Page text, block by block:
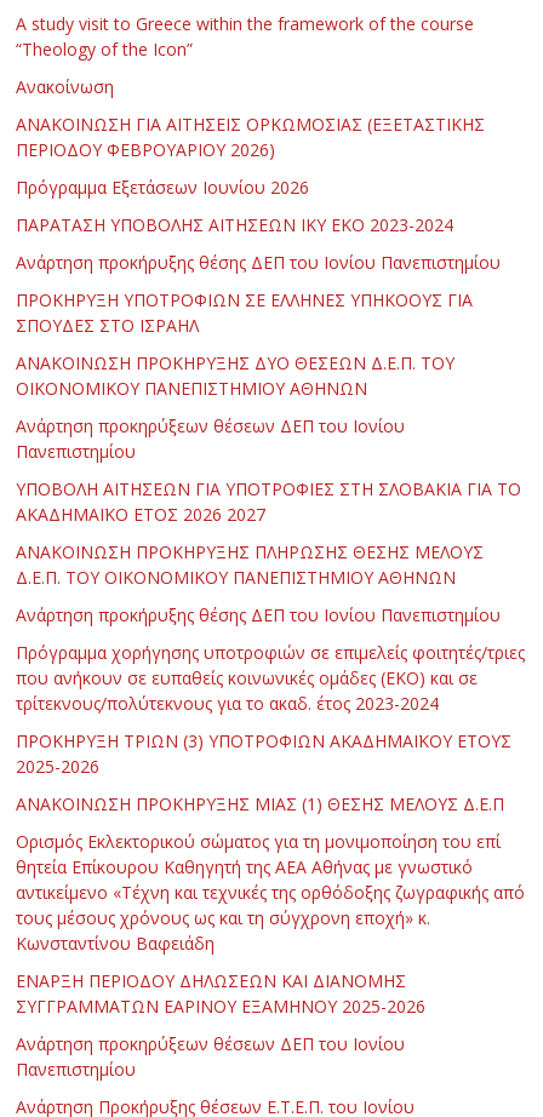
Α study visit to Greece within the framework of the course
“Theology of the Icon”
Ανακοίνωση
ΑΝΑΚΟΙΝΩΣΗ ΓΙΑ ΑΙΤΗΣΕΙΣ ΟΡΚΩΜΟΣΙΑΣ (ΕΞΕΤΑΣΤΙΚΗΣ
ΠΕΡΙΟΔΟΥ ΦΕΒΡΟΥΑΡΙΟΥ 2026)
Πρόγραμμα Εξετάσεων Ιουνίου 2026
ΠΑΡΑΤΑΣΗ ΥΠΟΒΟΛΗΣ ΑΙΤΗΣΕΩΝ ΙΚΥ ΕΚΟ 2023-2024
Ανάρτηση προκήρυξης θέσης ΔΕΠ του Ιονίου Πανεπιστημίου
ΠΡΟΚΗΡΥΞΗ ΥΠΟΤΡΟΦΙΩΝ ΣΕ ΕΛΛΗΝΕΣ ΥΠΗΚΟΟΥΣ ΓΙΑ
ΣΠΟΥΔΕΣ ΣΤΟ ΙΣΡΑΗΛ
ΑΝΑΚΟΙΝΩΣΗ ΠΡΟΚΗΡΥΞΗΣ ΔΥΟ ΘΕΣΕΩΝ Δ.Ε.Π. ΤΟΥ
ΟΙΚΟΝΟΜΙΚΟΥ ΠΑΝΕΠΙΣΤΗΜΙΟΥ ΑΘΗΝΩΝ
Ανάρτηση προκηρύξεων θέσεων ΔΕΠ του Ιονίου
Πανεπιστημίου
ΥΠΟΒΟΛΗ ΑΙΤΗΣΕΩΝ ΓΙΑ ΥΠΟΤΡΟΦΙΕΣ ΣΤΗ ΣΛΟΒΑΚΙΑ ΓΙΑ ΤΟ
ΑΚΑΔΗΜΑΪΚΟ ΕΤΟΣ 2026 2027
ΑΝΑΚΟΙΝΩΣΗ ΠΡΟΚΗΡΥΞΗΣ ΠΛΗΡΩΣΗΣ ΘΕΣΗΣ ΜΕΛΟΥΣ
Δ.Ε.Π. ΤΟΥ ΟΙΚΟΝΟΜΙΚΟΥ ΠΑΝΕΠΙΣΤΗΜΙΟΥ ΑΘΗΝΩΝ
Ανάρτηση προκήρυξης θέσης ΔΕΠ του Ιονίου Πανεπιστημίου
Πρόγραμμα χορήγησης υποτροφιών σε επιμελείς φοιτητές/τριες
που ανήκουν σε ευπαθείς κοινωνικές ομάδες (ΕΚΟ) και σε
τρίτεκνους/πολύτεκνους για το ακαδ. έτος 2023-2024
ΠΡΟΚΗΡΥΞΗ ΤΡΙΩΝ (3) ΥΠΟΤΡΟΦΙΩΝ ΑΚΑΔΗΜΑΪΚΟΥ ΕΤΟΥΣ
2025-2026
ΑΝΑΚΟΙΝΩΣΗ ΠΡΟΚΗΡΥΞΗΣ ΜΙΑΣ (1) ΘΕΣΗΣ ΜΕΛΟΥΣ Δ.Ε.Π
Ορισμός Εκλεκτορικού σώματος για τη μονιμοποίηση του επί
θητεία Επίκουρου Καθηγητή της ΑΕΑ Αθήνας με γνωστικό
αντικείμενο «Τέχνη και τεχνικές της ορθόδοξης ζωγραφικής από
τους μέσους χρόνους ως και τη σύγχρονη εποχή» κ.
Κωνσταντίνου Βαφειάδη
ΕΝΑΡΞΗ ΠΕΡΙΟΔΟΥ ΔΗΛΩΣΕΩΝ ΚΑΙ ΔΙΑΝΟΜΗΣ
ΣΥΓΓΡΑΜΜΑΤΩΝ ΕΑΡΙΝΟΥ ΕΞΑΜΗΝΟΥ 2025-2026
Ανάρτηση προκηρύξεων θέσεων ΔΕΠ του Ιονίου
Πανεπιστημίου
Ανάρτηση Προκήρυξης θέσεων Ε.Τ.Ε.Π. του Ιονίου